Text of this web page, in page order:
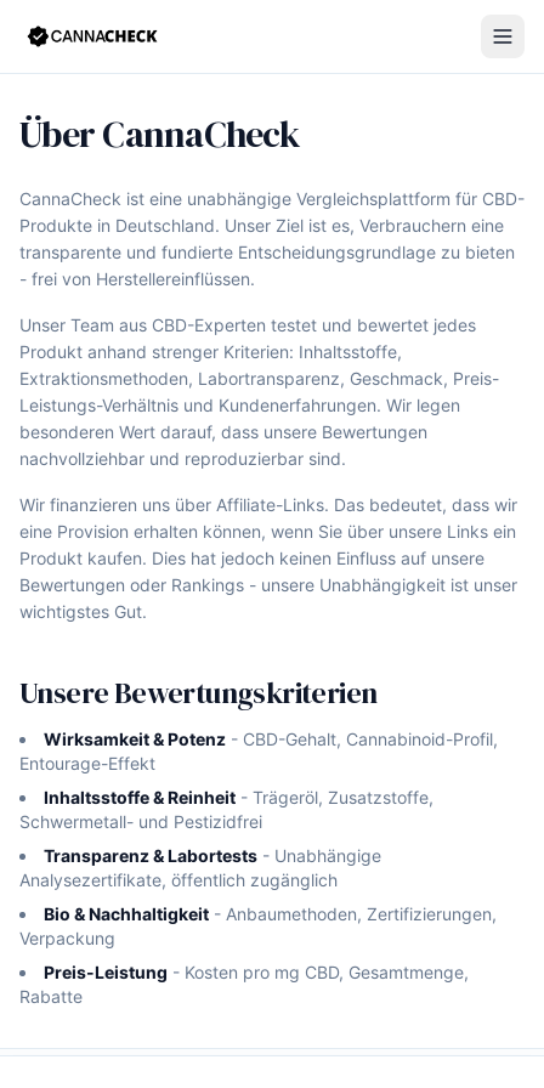
Über CannaCheck
CannaCheck ist eine unabhängige Vergleichsplattform für CBD-
Produkte in Deutschland. Unser Ziel ist es, Verbrauchern eine
transparente und fundierte Entscheidungsgrundlage zu bieten
- frei von Herstellereinflüssen.
Unser Team aus CBD-Experten testet und bewertet jedes
Produkt anhand strenger Kriterien: Inhaltsstoffe,
Extraktionsmethoden, Labortransparenz, Geschmack, Preis-
Leistungs-Verhältnis und Kundenerfahrungen. Wir legen
besonderen Wert darauf, dass unsere Bewertungen
nachvollziehbar und reproduzierbar sind.
Wir finanzieren uns über Affiliate-Links. Das bedeutet, dass wir
eine Provision erhalten können, wenn Sie über unsere Links ein
Produkt kaufen. Dies hat jedoch keinen Einfluss auf unsere
Bewertungen oder Rankings - unsere Unabhängigkeit ist unser
wichtigstes Gut.
Unsere Bewertungskriterien
Wirksamkeit & Potenz - CBD-Gehalt, Cannabinoid-Profil,
Entourage-Effekt
Inhaltsstoffe & Reinheit - Trägeröl, Zusatzstoffe,
Schwermetall- und Pestizidfrei
Transparenz & Labortests - Unabhängige
Analysezertifikate, öffentlich zugänglich
Bio & Nachhaltigkeit - Anbaumethoden, Zertifizierungen,
Verpackung
Preis-Leistung - Kosten pro mg CBD, Gesamtmenge,
Rabatte